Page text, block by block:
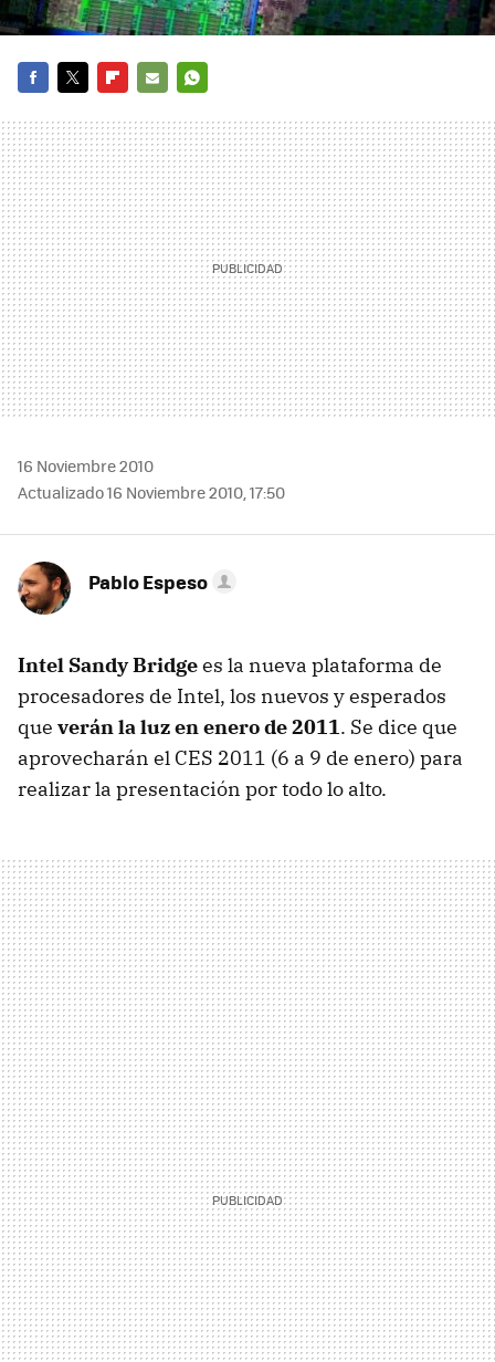
MAIL
16 Noviembre 2010
Actualizado 16 Noviembre 2010, 17:50
Pablo Espeso
Intel Sandy Bridgees la nueva plataforma de
procesadores de Intel, los nuevos y esperados
que verán la luz en enero de 2011. Se dice que
aprovecharán el CES 2011 (6 a 9 de enero) para
realizar la presentación por todo lo alto.